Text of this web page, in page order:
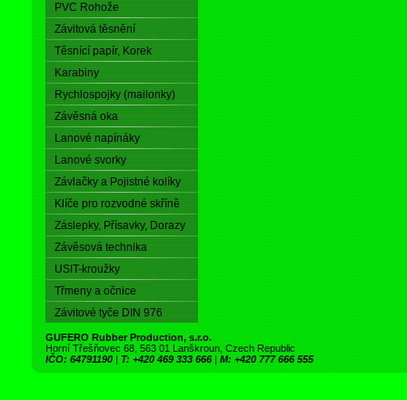
PVC Rohože
Závitová těsnění
Těsnící papír, Korek
Karabiny
Rychlospojky (mailonky)
Závěsná oka
Lanové napínáky
Lanové svorky
Závlačky a Pojistné kolíky
Klíče pro rozvodné skříně
Záslepky, Přísavky, Dorazy
Závěsová technika
USIT-kroužky
Třmeny a očnice
Závitové tyče DIN 976
GUFERO Rubber Production, s.r.o.
Horní Třešňovec 68, 563 01 Lanškroun, Czech Republic
IČO: 64791190 | T: +420 469 333 666 | M: +420 777 666 555